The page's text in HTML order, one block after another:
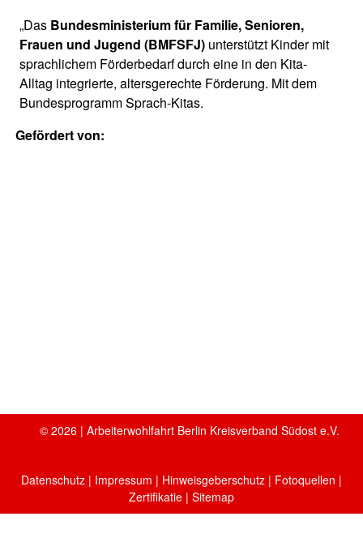
„Das Bundesministerium für Familie, Senioren,
Frauen und Jugend (BMFSFJ) unterstützt Kinder mit
sprachlichem Förderbedarf durch eine in den Kita-
Alltag integrierte, altersgerechte Förderung. Mit dem
Bundesprogramm Sprach-Kitas.
Gefördert von:
© 2026 | Arbeiterwohlfahrt Berlin Kreisverband Südost e.V.
Datenschutz | Impressum | Hinweisgeberschutz | Fotoquellen |
Zertifikatie | Sitemap